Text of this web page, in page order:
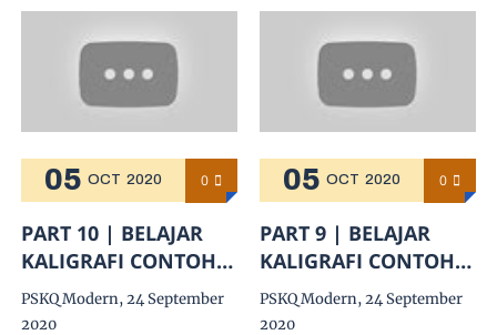
05 OCT 2020 0
PART 10 | BELAJAR
KALIGRAFI CONTOH
HURUF LAM
SAMBUNG ALIF sd YA'
PSKQ Modern, 24 September
2020
05 OCT 2020 0
PART 9 | BELAJAR
KALIGRAFI CONTOH
HURUF KAF
SAMBUNG LAM s/d
PSKQ Modern, 24 September
2020